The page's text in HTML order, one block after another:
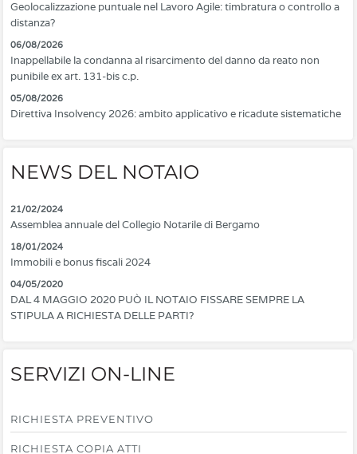
Geolocalizzazione puntuale nel Lavoro Agile: timbratura o controllo a
distanza?
06/08/2026
Inappellabile la condanna al risarcimento del danno da reato non
punibile ex art. 131-bis c.p.
05/08/2026
Direttiva Insolvency 2026: ambito applicativo e ricadute sistematiche
NEWS DEL NOTAIO
21/02/2024
Assemblea annuale del Collegio Notarile di Bergamo
18/01/2024
Immobili e bonus fiscali 2024
04/05/2020
DAL 4 MAGGIO 2020 PUÒ IL NOTAIO FISSARE SEMPRE LA
STIPULA A RICHIESTA DELLE PARTI?
SERVIZI ON-LINE
RICHIESTA PREVENTIVO
RICHIESTA COPIA ATTI